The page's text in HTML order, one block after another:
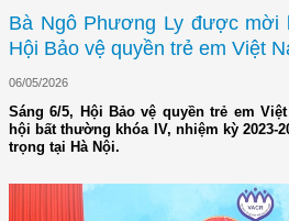
Bà Ngô Phương Ly được mời
Hội Bảo vệ quyền trẻ em Việt
06/05/2026
Sáng 6/5, Hội Bảo vệ quyền trẻ em
hội bất thường khóa IV, nhiệm kỳ 2023-
trọng tại Hà Nội.